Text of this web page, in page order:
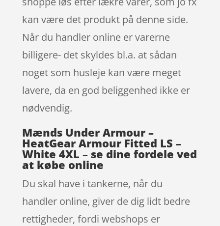
kan være det produkt på denne side.
Når du handler online er varerne
billigere- det skyldes bl.a. at sådan
noget som husleje kan være meget
lavere, da en god beliggenhed ikke er
nødvendig.
Mænds Under Armour –
HeatGear Armour Fitted LS –
White 4XL – se dine fordele ved
at købe online
Du skal have i tankerne, når du
handler online, giver de dig lidt bedre
rettigheder, fordi webshops er